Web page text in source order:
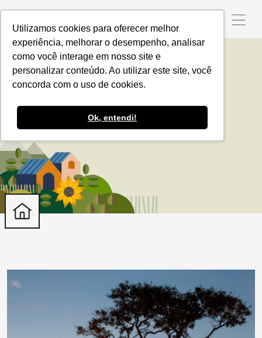
Utilizamos cookies para oferecer melhor
experiência, melhorar o desempenho, analisar
como você interage em nosso site e
personalizar conteúdo. Ao utilizar este site, você
concorda com o uso de cookies.
Ok, entendi!
Setembro